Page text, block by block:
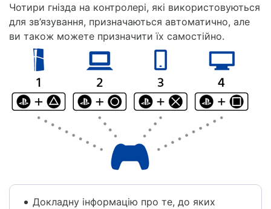
Чотири гнізда на контролері, які використовуються
для зв’язування, призначаються автоматично, але
ви також можете призначити їх самостійно.
Докладну інформацію про те, до яких